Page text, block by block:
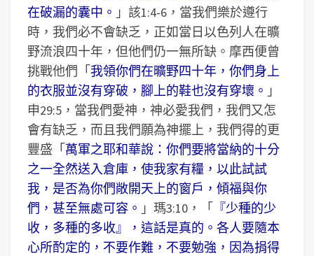
在破漏的囊中。 」該1:4-6，當我們樂於遵行
時，我們必不會缺乏，正如當日以色列人在曠
野流浪四十年，但他們仍一無所缺。摩西便曾
挑戰他們「我領你們在曠野四十年，你們身上
的衣服並沒有穿破，腳上的鞋也沒有穿壞。 」
申29:5，當我們愛神，神必愛我們，我們又怎
會有缺乏，而且我們願為神擺上，我們得的更
豐盛「萬軍之耶和華說：你們要將當納的十分
之一全然送入倉庫，使我家有糧，以此試試
我，是否為你們敞開天上的窗戶，傾福與你
們，甚至無處可容。 」瑪3:10，「 『少種的少
收，多種的多收』，這話是真的。各人要隨本
心所酌定的，不要作難，不要勉強，因為捐得